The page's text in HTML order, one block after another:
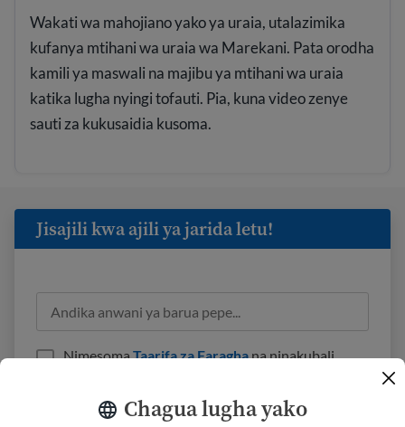
Chagua lugha yako
Wakati wa mahojiano yako ya uraia, utalazimika
kufanya mtihani wa uraia wa Marekani. Pata orodha
kamili ya maswali na majibu ya mtihani wa uraia
katika lugha nyingi tofauti. Pia, kuna video zenye
sauti za kukusaidia kusoma.
Jisajili kwa ajili ya jarida letu!
NimesomaTaarifa za Faraghana ninakubali